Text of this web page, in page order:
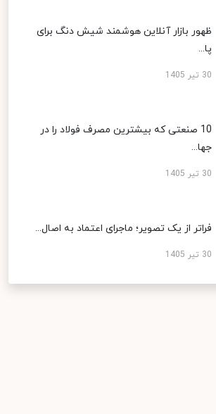
ظهور بازار آنلاین هوشمند شیش دنگ برای
پا...
30 تیر 1405
10 صنعتی که بیشترین مصرف فولاد را در
جها...
30 تیر 1405
فراتر از یک تصویر؛ ماجرای اعتماد به اصال...
30 تیر 1405